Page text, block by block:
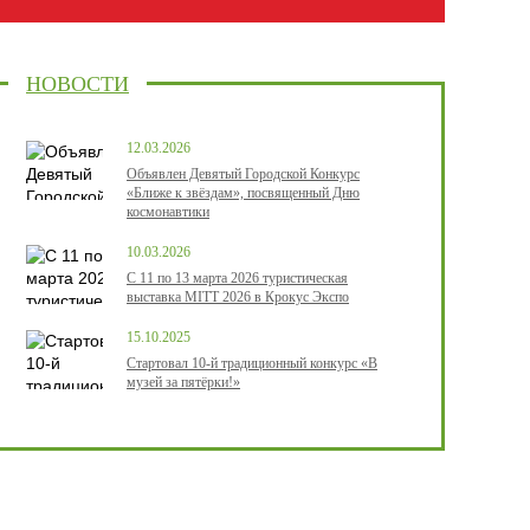
НОВОСТИ
12.03.2026
Объявлен Девятый Городской Конкурс
«Ближе к звёздам», посвященный Дню
космонавтики
10.03.2026
С 11 по 13 марта 2026 туристическая
выставка MITT 2026 в Крокус Экспо
15.10.2025
Стартовал 10-й традиционный конкурс «В
музей за пятёрки!»